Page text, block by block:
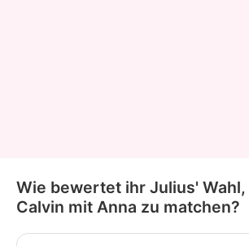
Wie bewertet ihr Julius'
Calvin mit Anna zu matchen?